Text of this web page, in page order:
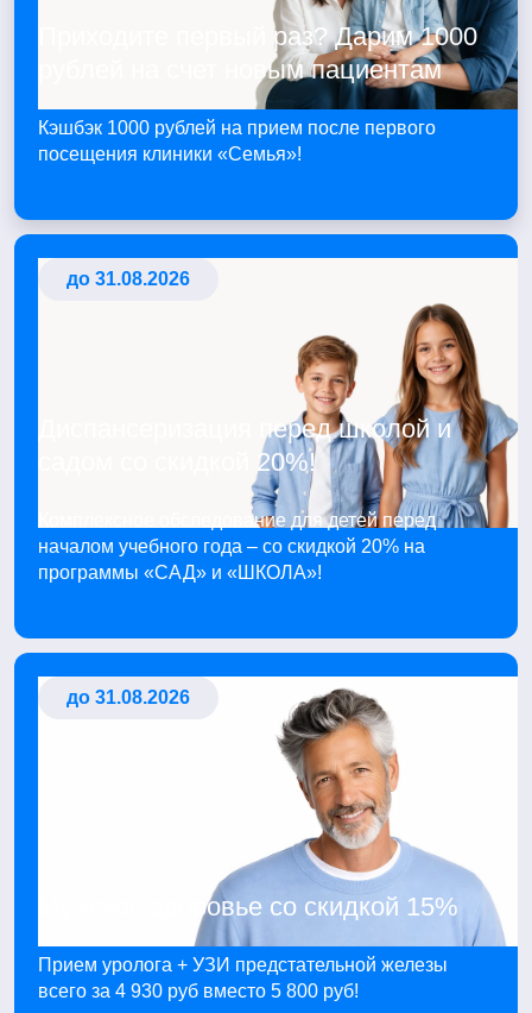
Приходите первый раз? Дарим 1000
рублей на счет новым пациентам
Кэшбэк 1000 рублей на прием после первого
посещения клиники «Семья»!
до 31.08.2026
Диспансеризация перед школой и
садом со скидкой 20%!
Комплексное обследование для детей перед
началом учебного года – со скидкой 20% на
программы «САД» и «ШКОЛА»!
до 31.08.2026
Мужское здоровье со скидкой 15%
Прием уролога + УЗИ предстательной железы
всего за 4 930 руб вместо 5 800 руб!